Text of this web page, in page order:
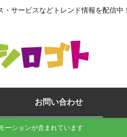
・サービスなどトレンド情報を配信中
お問い合わせ
ーションが含まれています